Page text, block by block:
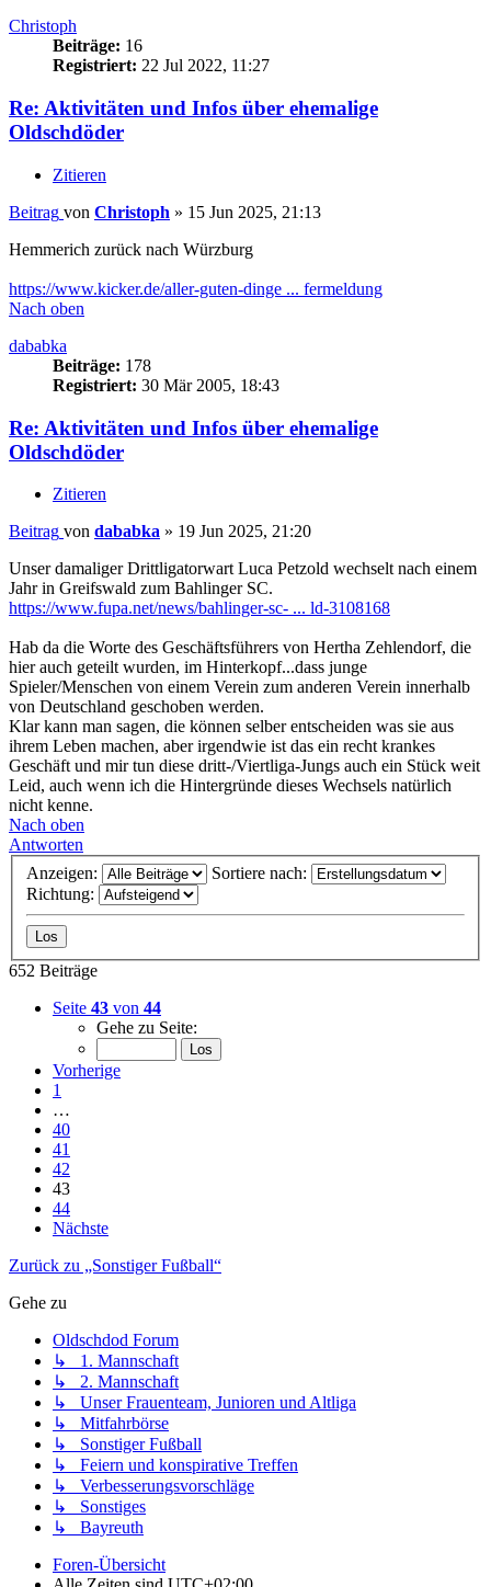
Christoph
Beiträge: 16
Registriert: 22 Jul 2022, 11:27
Re: Aktivitäten und Infos über ehemalige
Oldschdöder
Zitieren
Beitrag von Christoph » 15 Jun 2025, 21:13
Hemmerich zurück nach Würzburg
https://www.kicker.de/aller-guten-dinge ... fermeldung
Nach oben
dababka
Beiträge: 178
Registriert: 30 Mär 2005, 18:43
Re: Aktivitäten und Infos über ehemalige
Oldschdöder
Zitieren
Beitrag von dababka » 19 Jun 2025, 21:20
Unser damaliger Drittligatorwart Luca Petzold wechselt nach einem
Jahr in Greifswald zum Bahlinger SC.
https://www.fupa.net/news/bahlinger-sc- ... ld-3108168
Hab da die Worte des Geschäftsführers von Hertha Zehlendorf, die
hier auch geteilt wurden, im Hinterkopf...dass junge
Spieler/Menschen von einem Verein zum anderen Verein innerhalb
von Deutschland geschoben werden.
Klar kann man sagen, die können selber entscheiden was sie aus
ihrem Leben machen, aber irgendwie ist das ein recht krankes
Geschäft und mir tun diese dritt-/Viertliga-Jungs auch ein Stück weit
Leid, auch wenn ich die Hintergründe dieses Wechsels natürlich
nicht kenne.
Nach oben
Antworten
Anzeigen:
Sortiere nach:
Richtung:
652 Beiträge
Seite 43 von 44
Gehe zu Seite:
Vorherige
1
…
40
41
42
43
44
Nächste
Zurück zu „Sonstiger Fußball“
Gehe zu
Oldschdod Forum
↳ 1. Mannschaft
↳ 2. Mannschaft
↳ Unser Frauenteam, Junioren und Altliga
↳ Mitfahrbörse
↳ Sonstiger Fußball
↳ Feiern und konspirative Treffen
↳ Verbesserungsvorschläge
↳ Sonstiges
↳ Bayreuth
Foren-Übersicht